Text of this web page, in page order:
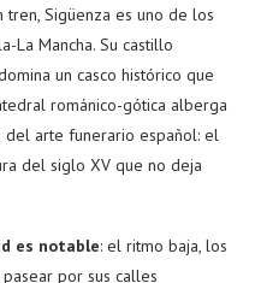
Sigüenza es uno de los
La Mancha. Su castillo
un casco histórico que
románico-gótica alberga
del arte funerario español: el
del siglo XV que no deja
es notable: el ritmo baja, los
por sus calles